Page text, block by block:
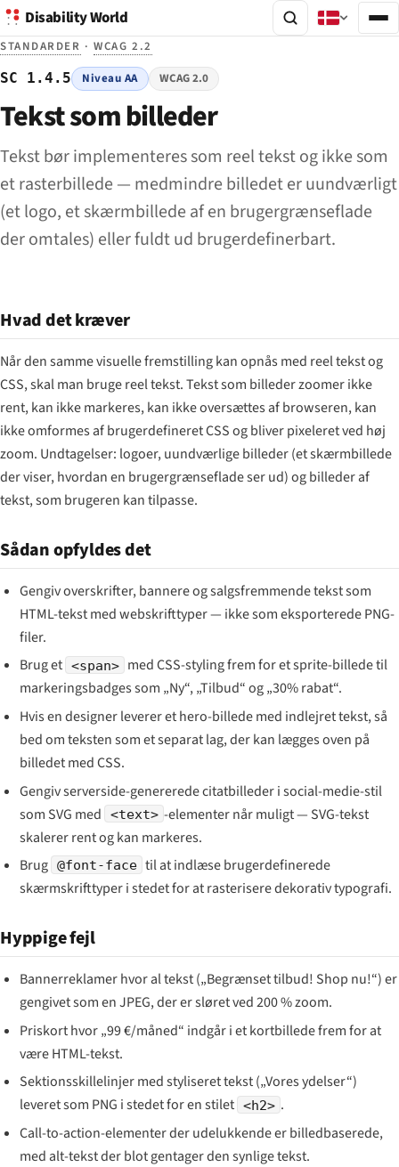
Disability World
STANDARDER ·WCAG 2.2
SC 1.4.5 Niveau AA WCAG 2.0
Tekst som billeder
Tekst bør implementeres som reel tekst og ikke som
et rasterbillede — medmindre billedet er uundværligt
(et logo, et skærmbillede af en brugergrænseflade
der omtales) eller fuldt ud brugerdefinerbart.
Hvad det kræver
Når den samme visuelle fremstilling kan opnås med reel tekst og
CSS, skal man bruge reel tekst. Tekst som billeder zoomer ikke
rent, kan ikke markeres, kan ikke oversættes af browseren, kan
ikke omformes af brugerdefineret CSS og bliver pixeleret ved høj
zoom. Undtagelser: logoer, uundværlige billeder (et skærmbillede
der viser, hvordan en brugergrænseflade ser ud) og billeder af
tekst, som brugeren kan tilpasse.
Sådan opfyldes det
Gengiv overskrifter, bannere og salgsfremmende tekst som
HTML-tekst med webskrifttyper — ikke som eksporterede PNG-
filer.
Brug et <span>
med CSS-styling frem for et sprite-billede til
markeringsbadges som „Ny“, „Tilbud“ og „30% rabat“.
Hvis en designer leverer et hero-billede med indlejret tekst, så
bed om teksten som et separat lag, der kan lægges oven på
billedet med CSS.
Gengiv serverside-genererede citatbilleder i social-medie-stil
som SVG med
<text> -elementer når muligt — SVG-tekst
skalerer rent og kan markeres.
Brug @font-face til at indlæse brugerdefinerede
skærmskrifttyper i stedet for at rasterisere dekorativ typografi.
Hyppige fejl
Bannerreklamer hvor al tekst („Begrænset tilbud! Shop nu!“) er
gengivet som en JPEG, der er sløret ved 200 % zoom.
Priskort hvor „99 €/måned“ indgår i et kortbillede frem for at
være HTML-tekst.
Sektionsskillelinjer med styliseret tekst („Vores ydelser“)
leveret som PNG i stedet for en stilet <h2> .
Call-to-action-elementer der udelukkende er billedbaserede,
med alt-tekst der blot gentager den synlige tekst.